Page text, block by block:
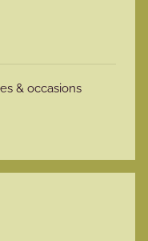
& occasions